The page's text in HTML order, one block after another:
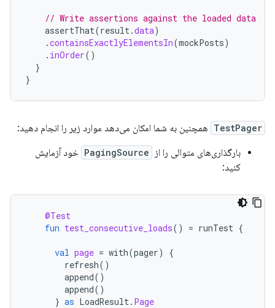
// Write assertions against the loaded data
assertThat(result.data)
.containsExactlyElementsIn(mockPosts)
. inOrder()
}
}
TestPager همچنین به شما امکان می‌دهد موارد زیر را انجام دهید:
بارگذاری‌های متوالی را از
PagingSource خود آزمایش
کنید:
@Test
fun test_consecutive_loads() = runTest {
val page = with(pager)
{
refresh()
append()
append()
} as LoadResult. Page